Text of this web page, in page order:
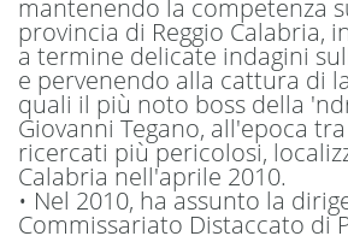
mantenendo la competenza
provincia di Reggio Calabria,
a termine delicate indagini
e pervenendo alla cattura di
quali il più noto boss della
Giovanni Tegano, all'epoca
ricercati più pericolosi,
Calabria nell'aprile 2010.
• Nel 2010, ha assunto la
Commissariato Distaccato di